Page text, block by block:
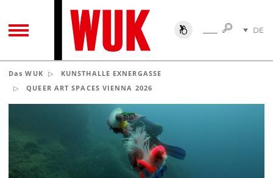
TOGGLE NAVIGATIONSUCHESUCHE
DE
Das WUK
KUNSTHALLE EXNERGASSE
QUEER ART SPACES VIENNA 2026